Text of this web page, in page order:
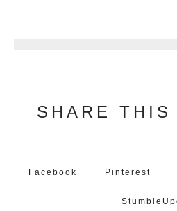
SHARE THIS
Facebook Pinterest